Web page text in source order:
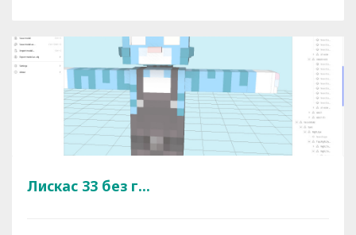
Лискас 33 без г...